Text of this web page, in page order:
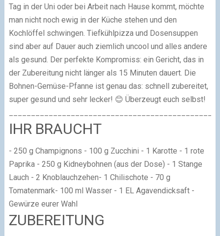
Tag in der Uni oder bei Arbeit nach Hause kommt, möchte
man nicht noch ewig in der Küche stehen und den
Kochlöffel schwingen. Tiefkühlpizza und Dosensuppen
sind aber auf Dauer auch ziemlich uncool und alles andere
als gesund. Der perfekte Kompromiss: ein Gericht, das in
der Zubereitung nicht länger als 15 Minuten dauert. Die
Bohnen-Gemüse-Pfanne ist genau das: schnell zubereitet,
super gesund und sehr lecker! 😊 Überzeugt euch selbst!
IHR BRAUCHT
- 250 g Champignons - 100 g Zucchini - 1 Karotte - 1 rote
Paprika - 250 g Kidneybohnen (aus der Dose) - 1 Stange
Lauch - 2 Knoblauchzehen- 1 Chilischote - 70 g
Tomatenmark- 100 ml Wasser - 1 EL Agavendicksaft -
Gewürze eurer Wahl
ZUBEREITUNG